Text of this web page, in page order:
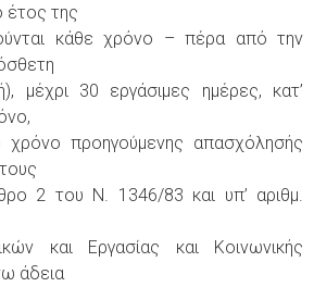
έτος της
κάθε χρόνο – πέρα από την
μέχρι 30 εργάσιμες ημέρες, κατ’
προηγούμενης απασχόλησής
2 του Ν. 1346/83 και υπ’ αριθμ.
και Εργασίας και Κοινωνικής
άδεια